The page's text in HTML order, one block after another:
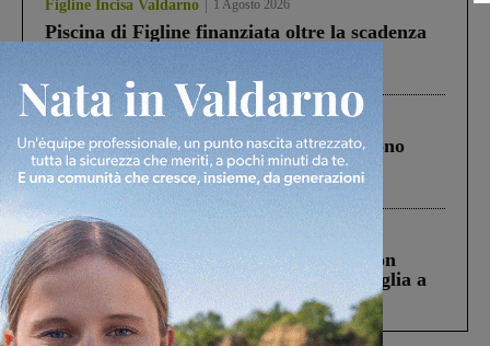
Figline Incisa Valdarno 1 Agosto 2026
Piscina di Figline finanziata oltre la scadenza
ringraziamento al Governo”
Cronaca 4 Agosto 2026
Un anno fa la strage in A1 in cui morirono
Gianni, Giulia e Franco. Lo schianto, il
processo, lo stop ai sorpassi fra tir....
Cronaca 3 Agosto 2026
Scomparso da una struttura di Castiglion
Fiorentino l’uomo che aveva ucciso la figlia a
Levane nel 2020